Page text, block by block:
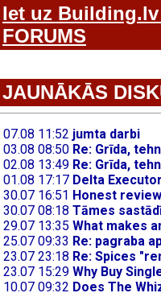
Iet uz Building.lv
FORUMS
JAUNĀKĀS